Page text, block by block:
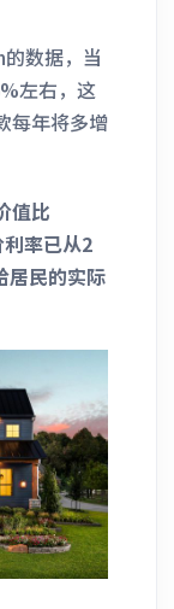
数据，当
左右，这
每年将多增
值比
利率已从2
居民的实际